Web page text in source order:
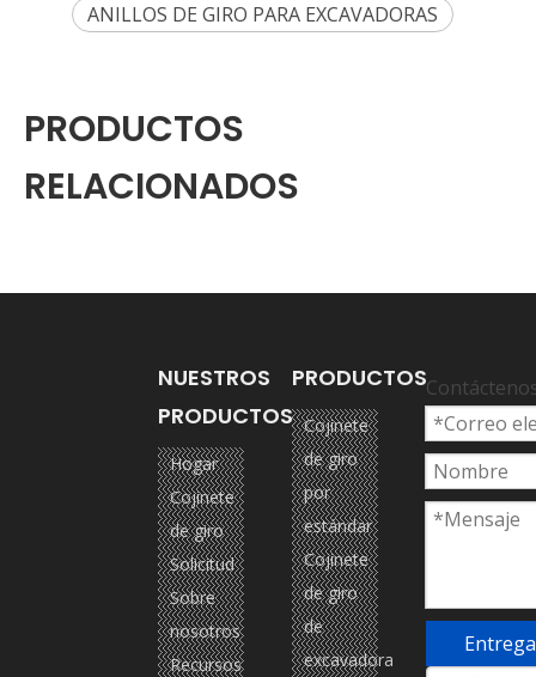
ANILLOS DE GIRO PARA EXCAVADORAS
PRODUCTOS
RELACIONADOS
NUESTROS
PRODUCTOS
Hogar
Cojinete
de giro
Solicitud
Sobre
nosotros
Recursos
PRODUCTOS
Cojinete
de giro
por
estándar
Cojinete
de giro
de
excavadora